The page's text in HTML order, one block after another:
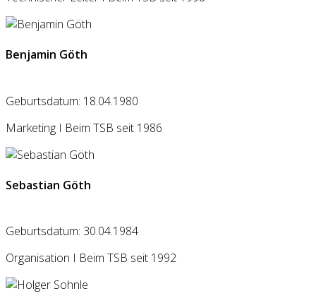
Benjamin Göth
Geburtsdatum: 18.04.1980
Marketing I Beim TSB seit 1986
Sebastian Göth
Geburtsdatum: 30.04.1984
Organisation I Beim TSB seit 1992